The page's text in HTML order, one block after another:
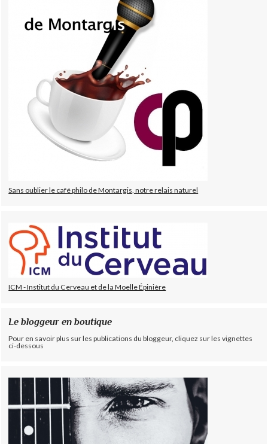
Sans oublier le café philo de Montargis, notre relais naturel
ICM - Institut du Cerveau et de la Moelle Épinière
Le bloggeur en boutique
Pour en savoir plus sur les publications du bloggeur, cliquez sur les vignettes
ci-dessous